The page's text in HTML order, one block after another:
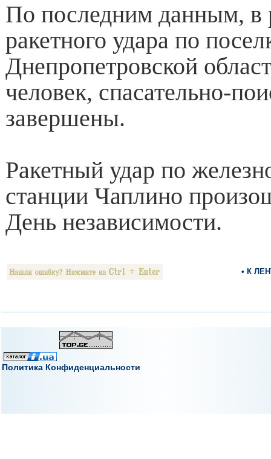
По последним данным, в
ракетного удара по
Днепропетровской
человек, спасательно-
завершены.
Ракетный удар по
станции Чаплино
День независимости.
• К
Политика Конфиденциальности